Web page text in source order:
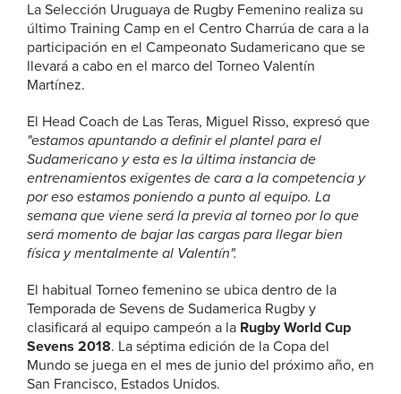
La Selección Uruguaya de Rugby Femenino realiza su
último Training Camp en el Centro Charrúa de cara a la
participación en el Campeonato Sudamericano que se
llevará a cabo en el marco del Torneo Valentín
Martínez.
El Head Coach de Las Teras, Miguel Risso, expresó que
"estamos apuntando a definir el plantel para el
Sudamericano y esta es la última instancia de
entrenamientos exigentes de cara a la competencia y
por eso estamos poniendo a punto al equipo. La
semana que viene será la previa al torneo por lo que
será momento de bajar las cargas para llegar bien
física y mentalmente al Valentín".
El habitual Torneo femenino se ubica dentro de la
Temporada de Sevens de Sudamerica Rugby y
clasificará al equipo campeón a la Rugby World Cup
Sevens 2018. La séptima edición de la Copa del
Mundo se juega en el mes de junio del próximo año, en
San Francisco, Estados Unidos.